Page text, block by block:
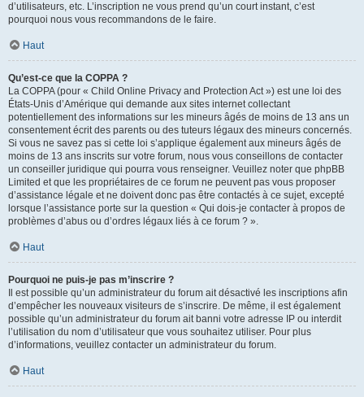
d’utilisateurs, etc. L’inscription ne vous prend qu’un court instant, c’est
pourquoi nous vous recommandons de le faire.
Haut
Qu’est-ce que la COPPA ?
La COPPA (pour « Child Online Privacy and Protection Act ») est une loi des
États-Unis d’Amérique qui demande aux sites internet collectant
potentiellement des informations sur les mineurs âgés de moins de 13 ans un
consentement écrit des parents ou des tuteurs légaux des mineurs concernés.
Si vous ne savez pas si cette loi s’applique également aux mineurs âgés de
moins de 13 ans inscrits sur votre forum, nous vous conseillons de contacter
un conseiller juridique qui pourra vous renseigner. Veuillez noter que phpBB
Limited et que les propriétaires de ce forum ne peuvent pas vous proposer
d’assistance légale et ne doivent donc pas être contactés à ce sujet, excepté
lorsque l’assistance porte sur la question « Qui dois-je contacter à propos de
problèmes d’abus ou d’ordres légaux liés à ce forum ? ».
Haut
Pourquoi ne puis-je pas m’inscrire ?
Il est possible qu’un administrateur du forum ait désactivé les inscriptions afin
d’empêcher les nouveaux visiteurs de s’inscrire. De même, il est également
possible qu’un administrateur du forum ait banni votre adresse IP ou interdit
l’utilisation du nom d’utilisateur que vous souhaitez utiliser. Pour plus
d’informations, veuillez contacter un administrateur du forum.
Haut